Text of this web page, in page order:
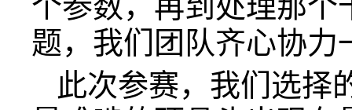
题，我们团队齐心协
此次参赛，我们选择